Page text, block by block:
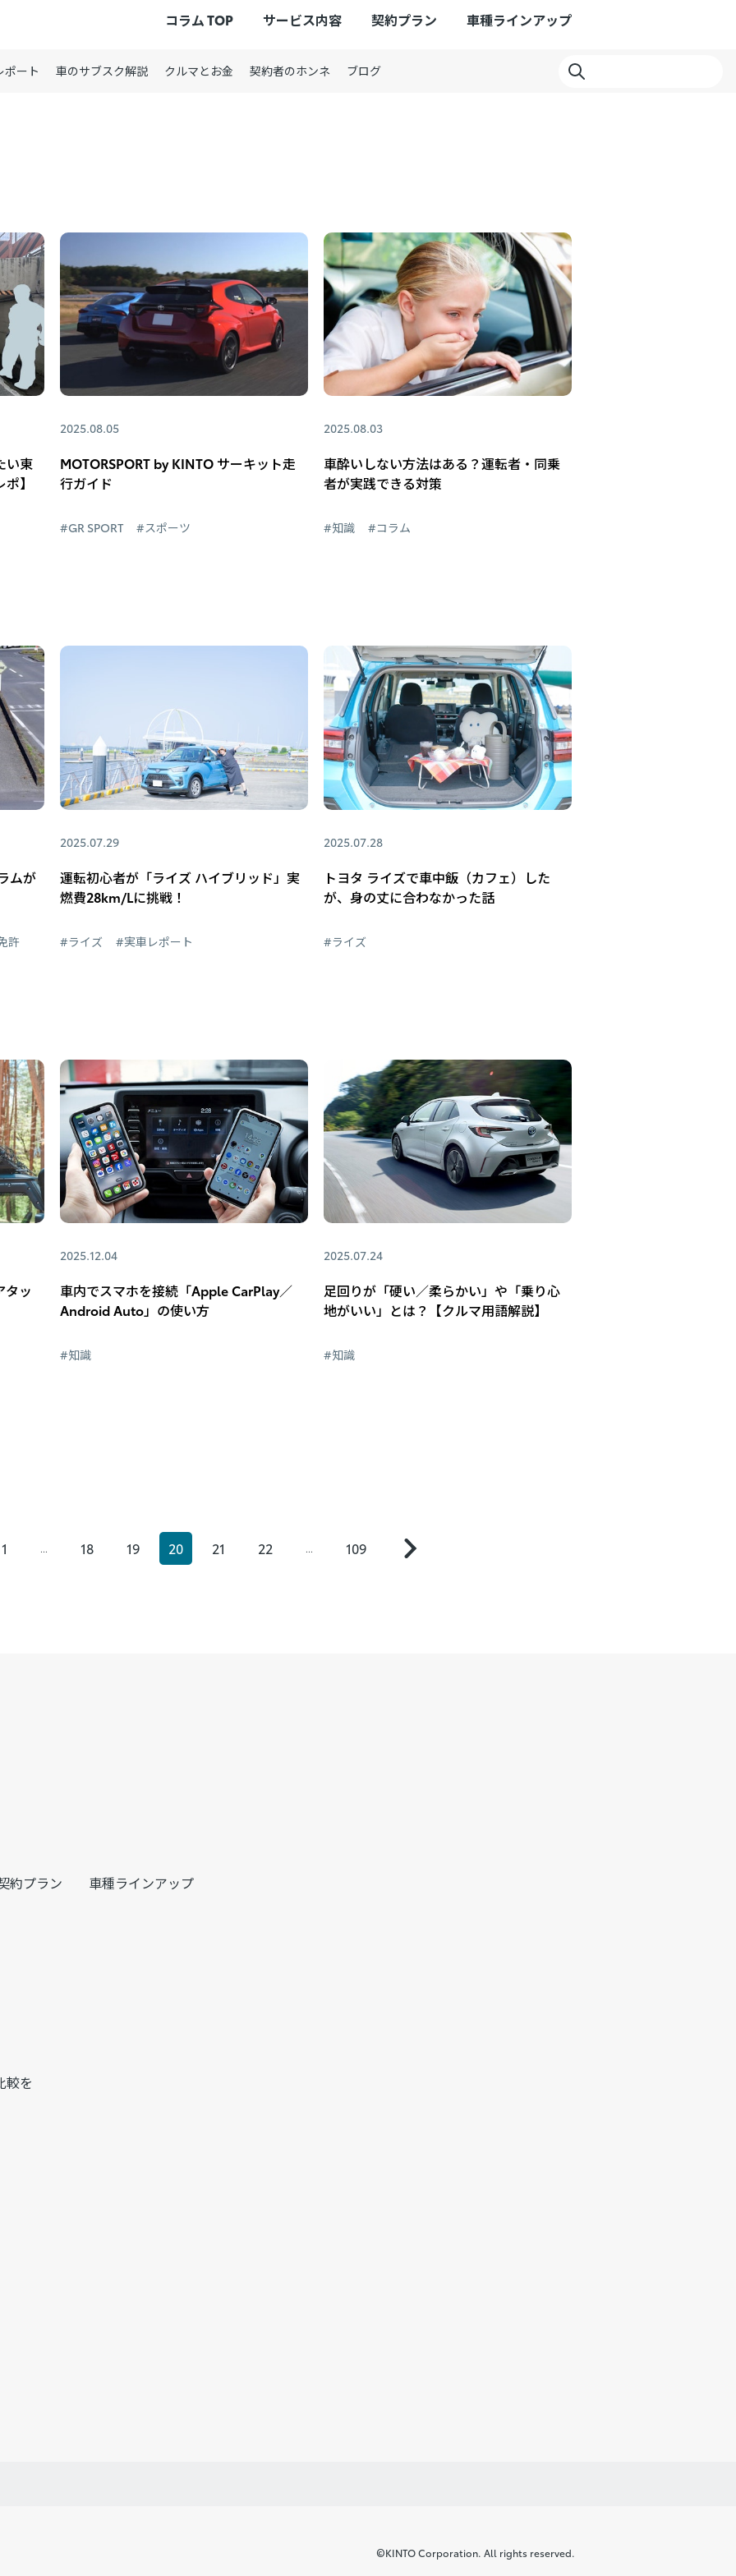
コラム TOP サービス内容 契約プラン 車種ラインアップ
ポート 車のサブスク解説 クルマとお金 契約者のホンネ ブログ
い東
】
2025.08.05
MOTORSPORT by KINTO サーキット走
行ガイド
#GR SPORT #スポーツ
2025.08.03
車酔いしない方法はある？運転者・同乗
者が実践できる対策
#知識 #コラム
ムが
許
2025.07.29
運転初心者が「ライズ ハイブリッド」実
燃費28km/Lに挑戦！
#ライズ #実車レポート
2025.07.28
トヨタ ライズで車中飯（カフェ）した
が、身の丈に合わなかった話
#ライズ
タッ
2025.12.04
車内でスマホを接続「Apple CarPlay／
Android Auto」の使い方
#知識
2025.07.24
足回りが「硬い／柔らかい」や「乗り心
地がいい」とは？【クルマ用語解説】
#知識
1 ... 18 19 20 21 22 ... 109
約プラン 車種ラインアップ
較を
©KINTO Corporation. All rights reserved.